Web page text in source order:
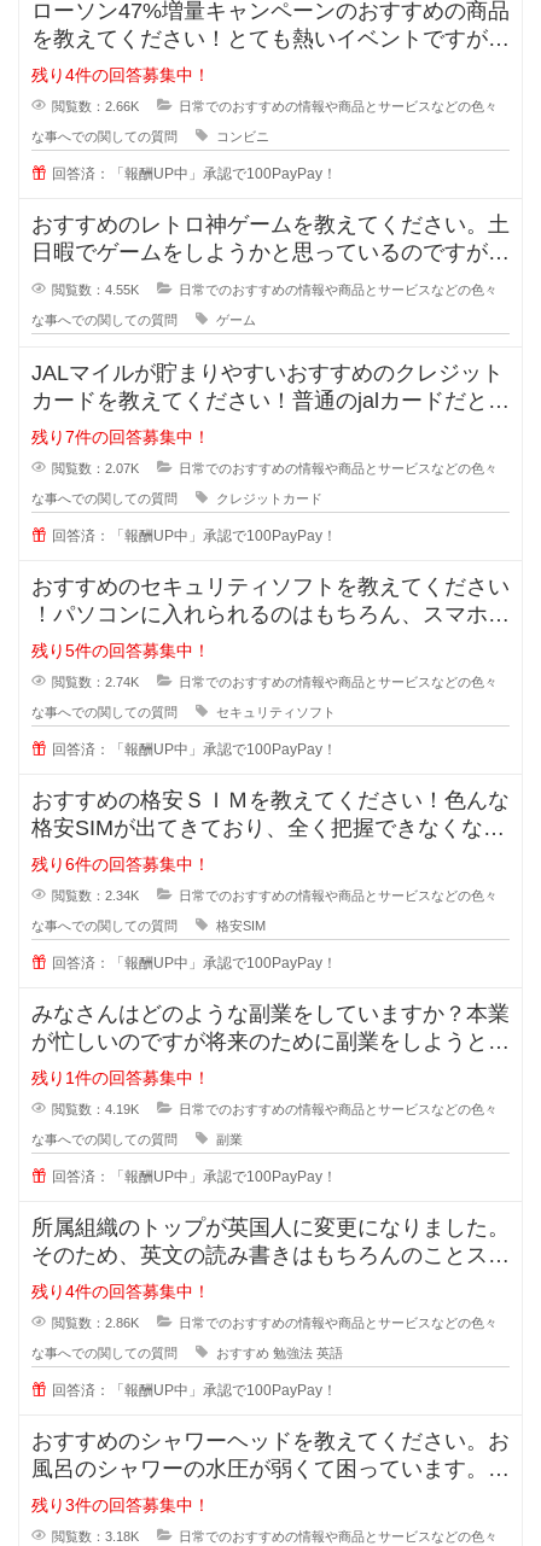
ローソン47%増量キャンペーンのおすすめの商品
を教えてください！とても熱いイベントですが、
価格は据え置きなので買ったけど
残り4件の回答募集中！
閲覧数：2.66K 日常でのおすすめの情報や商品とサービスなどの色々
な事へでの関しての質問 コンビニ
回答済：「報酬UP中」承認で100PayPay！
おすすめのレトロ神ゲームを教えてください。土
日暇でゲームをしようかと思っているのですが、
最近のゲームに魅力を感じません。
閲覧数：4.55K 日常でのおすすめの情報や商品とサービスなどの色々
な事へでの関しての質問 ゲーム
JALマイルが貯まりやすいおすすめのクレジット
カードを教えてください！普通のjalカードだと還
元率が0.5%でとても低く
残り7件の回答募集中！
閲覧数：2.07K 日常でのおすすめの情報や商品とサービスなどの色々
な事へでの関しての質問 クレジットカード
回答済：「報酬UP中」承認で100PayPay！
おすすめのセキュリティソフトを教えてください
！パソコンに入れられるのはもちろん、スマホに
も入れられるセキュリティソフトっ
残り5件の回答募集中！
閲覧数：2.74K 日常でのおすすめの情報や商品とサービスなどの色々
な事へでの関しての質問 セキュリティソフト
回答済：「報酬UP中」承認で100PayPay！
おすすめの格安ＳＩＭを教えてください！色んな
格安SIMが出てきており、全く把握できなくなっ
てきました。なので、皆さんが実
残り6件の回答募集中！
閲覧数：2.34K 日常でのおすすめの情報や商品とサービスなどの色々
な事へでの関しての質問 格安SIM
回答済：「報酬UP中」承認で100PayPay！
みなさんはどのような副業をしていますか？本業
が忙しいのですが将来のために副業をしようと思
います。手間が掛かっても構わない
残り1件の回答募集中！
閲覧数：4.19K 日常でのおすすめの情報や商品とサービスなどの色々
な事へでの関しての質問 副業
回答済：「報酬UP中」承認で100PayPay！
所属組織のトップが英国人に変更になりました。
そのため、英文の読み書きはもちろんのことスピ
ーキング及びリスニングスキルが必
残り4件の回答募集中！
閲覧数：2.86K 日常でのおすすめの情報や商品とサービスなどの色々
な事へでの関しての質問 おすすめ 勉強法 英語
回答済：「報酬UP中」承認で100PayPay！
おすすめのシャワーヘッドを教えてください。お
風呂のシャワーの水圧が弱くて困っています。最
近ではミラブルやリファなど値段が
残り3件の回答募集中！
閲覧数：3.18K 日常でのおすすめの情報や商品とサービスなどの色々